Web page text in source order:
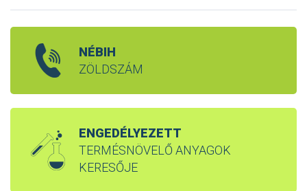
NÉBIH
ZÖLDSZÁM
ENGEDÉLYEZETT
TERMÉSNÖVELŐ ANYAGOK
KERESŐJE